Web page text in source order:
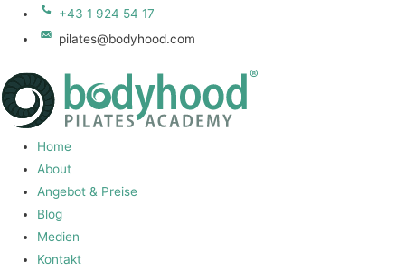
+43 1 924 54 17
pilates@bodyhood.com
Home
About
Angebot & Preise
Blog
Medien
Kontakt